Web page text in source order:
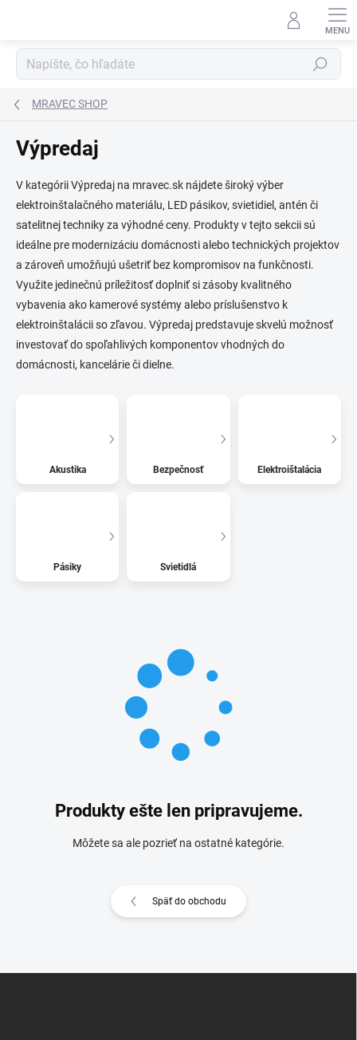
Hľadať
MRAVEC SHOP
Výpredaj
V kategórii Výpredaj na mravec.sk nájdete široký výber
elektroinštalačného materiálu, LED pásikov, svietidiel, antén či
satelitnej techniky za výhodné ceny. Produkty v tejto sekcii sú
ideálne pre modernizáciu domácnosti alebo technických projektov
a zároveň umožňujú ušetriť bez kompromisov na funkčnosti.
Využite jedinečnú príležitosť doplniť si zásoby kvalitného
vybavenia ako kamerové systémy alebo príslušenstvo k
elektroinštalácii so zľavou. Výpredaj predstavuje skvelú možnosť
investovať do spoľahlivých komponentov vhodných do
domácnosti, kancelárie či dielne.
Akustika Bezpečnosť Elektroištalácia
Pásiky Svietidlá
Produkty ešte len pripravujeme.
Môžete sa ale pozrieť na ostatné kategórie.
Späť do obchodu